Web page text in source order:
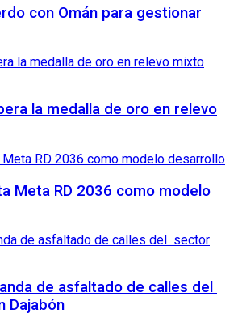
con Omán para gestionar
la medalla de oro en relevo
Meta RD 2036 como modelo
de asfaltado de calles del
Dajabón